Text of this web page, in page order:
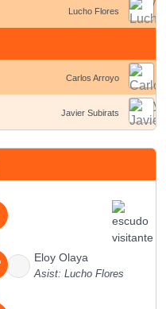
Lucho Flores
Carlos Arroyo
Javier Subirats
Eloy Olaya
Asist: Lucho Flores